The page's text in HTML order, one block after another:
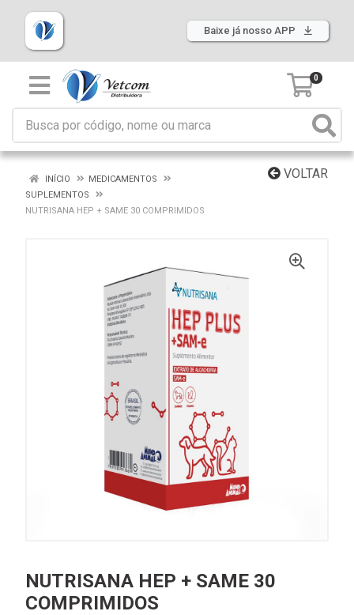
Baixe já nosso APP
0
VOLTAR
INÍCIO
MEDICAMENTOS
SUPLEMENTOS
NUTRISANA HEP + SAME 30 COMPRIMIDOS
NUTRISANA HEP + SAME 30
COMPRIMIDOS